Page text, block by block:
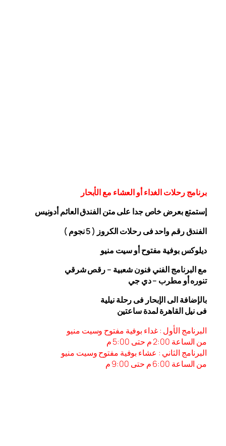
برنامج رحلات الغداء أو العشاء مع الأبحار
إستمتع بعرض خاص جدا على متن الفندقالعائم أدونيس
الفندق رقم واحد فى رحلات الكروز ( 5 نجوم )
ديلوكس بوفية مفتوح أو سيت منيو
مع البرنامج الفني فنون شعبية – رقص شرقي
تنوره أو مطرب – دي جي
بالإضافة الى الإبحار فى رحلة نيلية
فى نيل القاهرة لمدة ساعتين
البرنامج الأول : غداء بوفية مفتوح وسيت منيو
من الساعة 2:00 م حتى 5:00 م
البرنامج الثاني : عشاء بوفية مفتوح وسيت منيو
من الساعة 6:00
م حتى 9:00 م